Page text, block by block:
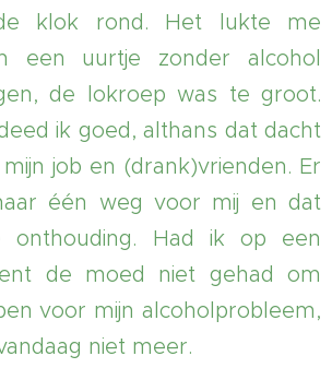
klok rond. Het lukte me
een uurtje zonder alcohol
de lokroep was te groot.
ik goed, althans dat dacht
job en (drank)vrienden. Er
één weg voor mij en dat
onthouding. Had ik op een
de moed niet gehad om
voor mijn alcoholprobleem,
niet meer.